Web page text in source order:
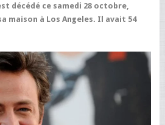
décédé ce samedi 28 octobre,
maison à Los Angeles. Il avait 54